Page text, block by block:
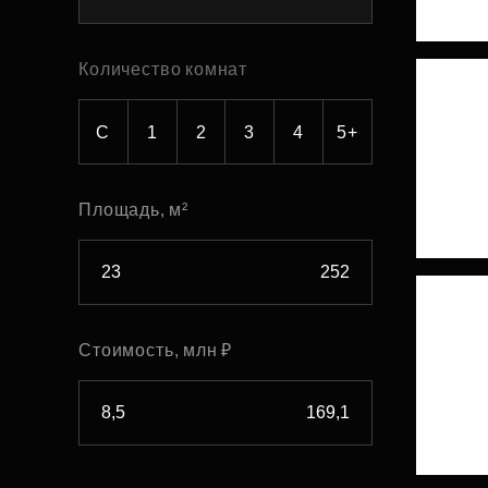
Рефинансирование
Количество комнат
С 1 2 3 4 5+
Площадь, м²
Стоимость, млн ₽